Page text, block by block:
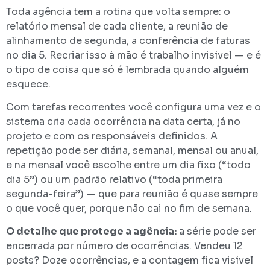
Toda agência tem a rotina que volta sempre: o
relatório mensal de cada cliente, a reunião de
alinhamento de segunda, a conferência de faturas
no dia 5. Recriar isso à mão é trabalho invisível — e é
o tipo de coisa que só é lembrada quando alguém
esquece.
Com tarefas recorrentes você configura uma vez e o
sistema cria cada ocorrência na data certa, já no
projeto e com os responsáveis definidos. A
repetição pode ser diária, semanal, mensal ou anual,
e na mensal você escolhe entre um dia fixo (“todo
dia 5”) ou um padrão relativo (“toda primeira
segunda-feira”) — que para reunião é quase sempre
o que você quer, porque não cai no fim de semana.
O detalhe que protege a agência: a série pode ser
encerrada por número de ocorrências. Vendeu 12
posts? Doze ocorrências, e a contagem fica visível